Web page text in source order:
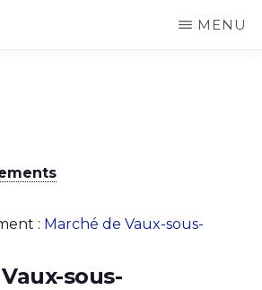
MENU
: Marché de Vaux-sous-
sous-